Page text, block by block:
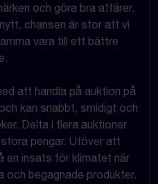
och göra bra affärer.
chansen är stor att vi
vara till ett bättre
att handla på auktion på
kan snabbt, smidigt och
Delta i flera auktioner
pengar. Utöver att
en insats för klimatet när
och begagnade produkter.